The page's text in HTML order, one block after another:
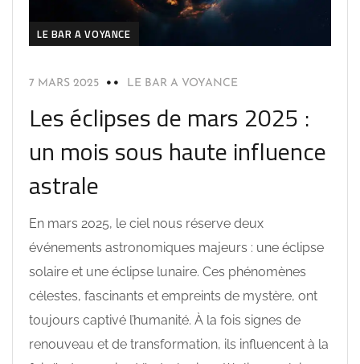
LE BAR A VOYANCE
7 MARS 2025 LE BAR A VOYANCE
Les éclipses de mars 2025 :
un mois sous haute influence
astrale
En mars 2025, le ciel nous réserve deux
événements astronomiques majeurs : une éclipse
solaire et une éclipse lunaire. Ces phénomènes
célestes, fascinants et empreints de mystère, ont
toujours captivé l’humanité. À la fois signes de
renouveau et de transformation, ils influencent à la